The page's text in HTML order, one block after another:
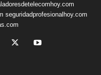
seguridadprofesionalhoy.com